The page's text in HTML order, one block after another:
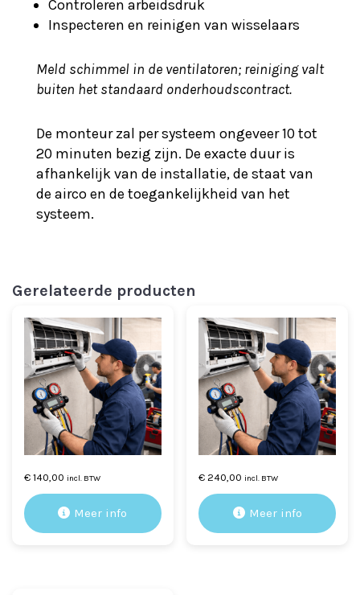
Controleren arbeidsdruk
Inspecteren en reinigen van wisselaars
Meld schimmel in de ventilatoren; reiniging valt
buiten het standaard onderhoudscontract.
De monteur zal per systeem ongeveer 10 tot
20 minuten bezig zijn. De exacte duur is
afhankelijk van de installatie, de staat van
de airco en de toegankelijkheid van het
systeem.
Gerelateerde producten
€ 140,00 incl. BTW
Meer info
€ 240,00 incl. BTW
Meer info